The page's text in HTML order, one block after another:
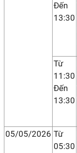
Đến
13:30
Từ
11:30
Đến
13:30
05/05/2026 Từ
05:30